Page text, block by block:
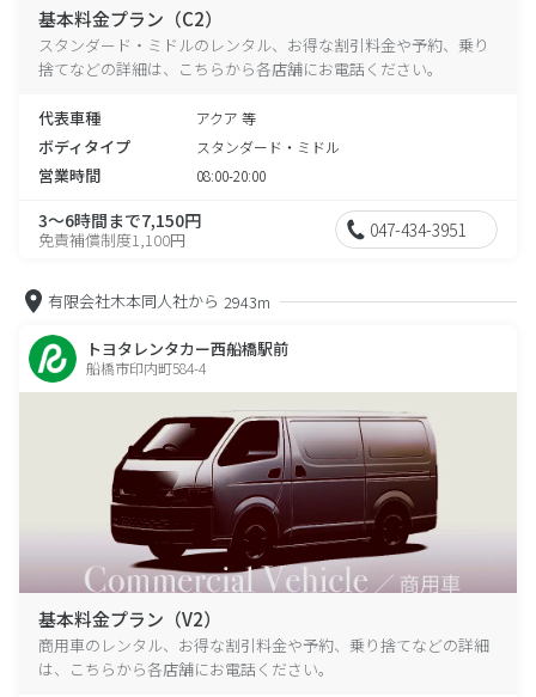
基本料金プラン（C2）
スタンダード・ミドルのレンタル、お得な割引料金や予約、乗り
捨てなどの詳細は、こちらから各店舗にお電話ください。
代表車種 アクア 等
ボディタイプ スタンダード・ミドル
営業時間 08:00-20:00
3～6時間まで7,150円
免責補償制度1,100円 047-434-3951
有限会社木本同人社から 2943m
トヨタレンタカー西船橋駅前
船橋市印内町584-4
基本料金プラン（V2）
商用車のレンタル、お得な割引料金や予約、乗り捨てなどの詳細
は、こちらから各店舗にお電話ください。